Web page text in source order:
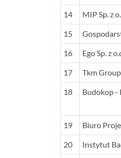
14 MIP Sp. z
15
16 Ego Sp. z
17 Tkm Group
18 Budokop -
19 Biuro
20 Instytut